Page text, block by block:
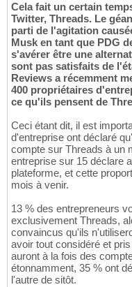
Cela fait un certain
Twitter, Threads. Le
parti de l'agitation
Musk en tant que PDG
s'avérer être une
sont pas satisfaits de
Reviews a récemment
400 propriétaires
ce qu'ils pensent de
Ceci étant dit, il est
d'entreprise ont déclaré
compte sur Threads à un
entreprise sur 15 déclare
plateforme, et cette
mois à venir.
13 % des entrepreneurs
exclusivement Threads,
convaincus qu'ils
avoir tout considéré et
auront à la fois des
étonnamment, 35 % ont
l'autre de sitôt.